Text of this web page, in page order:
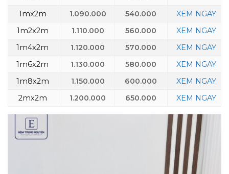
1mx2m 1.090.000 540.000
XEM NGAY
1m2x2m
1.110.000 560.000
XEM NGAY
1m4x2m
1.120.000 570.000
XEM NGAY
1m6x2m
1.130.000 580.000
XEM NGAY
1m8x2m
1.150.000 600.000
XEM NGAY
2mx2m
1.200.000 650.000 XEM NGAY